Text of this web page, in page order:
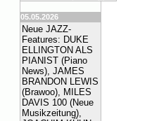
05.05.2026
Neue JAZZ-
Features: DUKE
ELLINGTON ALS
PIANIST (Piano
News), JAMES
BRANDON LEWIS
(Brawoo), MILES
DAVIS 100 (Neue
Musikzeitung),